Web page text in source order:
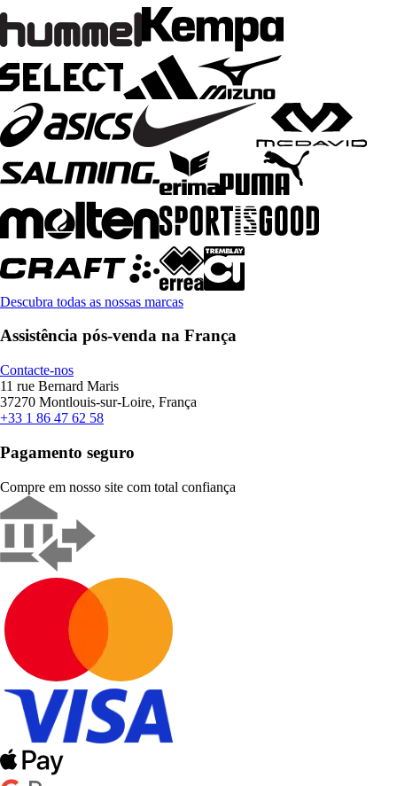
Descubra todas as nossas marcas
Assistência pós-venda na França
Contacte-nos
11 rue Bernard Maris
37270 Montlouis-sur-Loire, França
+33 1 86 47 62 58
Pagamento seguro
Compre em nosso site com total confiança